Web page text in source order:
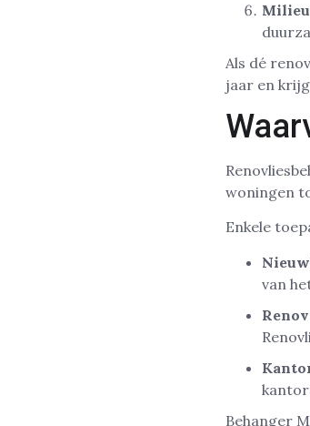
Als dé
jaar en
woningen
Enkele
van
Behanger